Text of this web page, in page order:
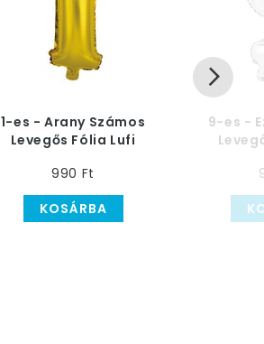
1-es - Arany Számos
Levegős Fólia Lufi
990 Ft
KOSÁRBA
9-es -